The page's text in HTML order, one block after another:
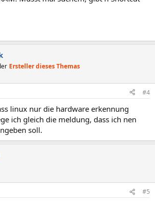
Ersteller dieses Themas
#4
linux nur die hardware erkennung
ich gleich die meldung, dass ich nen
soll.
#5